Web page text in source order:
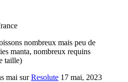
nombreux mais peu de
manta, nombreux requins
taille)
mai surResolute 17 mai, 2023